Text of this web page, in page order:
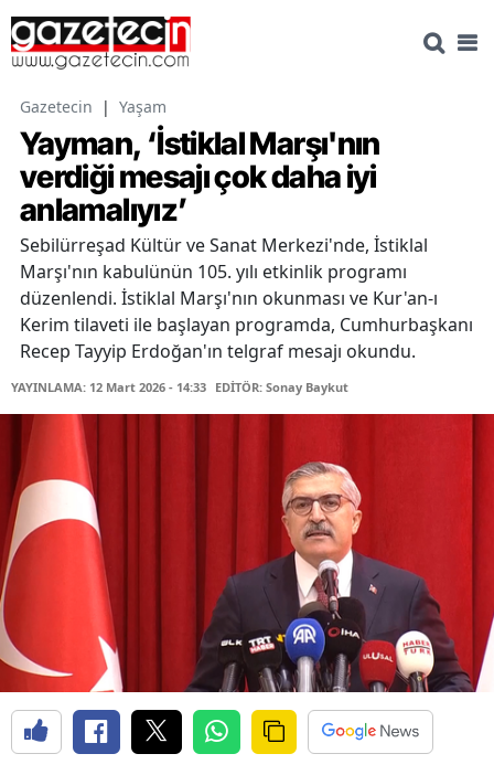
Gazetecin | Yaşam
Yayman, ‘İstiklal Marşı'nın
verdiği mesajı çok daha iyi
anlamalıyız’
Sebilürreşad Kültür ve Sanat Merkezi'nde, İstiklal
Marşı'nın kabulünün 105. yılı etkinlik programı
düzenlendi. İstiklal Marşı'nın okunması ve Kur'an-ı
Kerim tilaveti ile başlayan programda, Cumhurbaşkanı
Recep Tayyip Erdoğan'ın telgraf mesajı okundu.
YAYINLAMA: 12 Mart 2026 - 14:33 EDİTÖR: Sonay Baykut